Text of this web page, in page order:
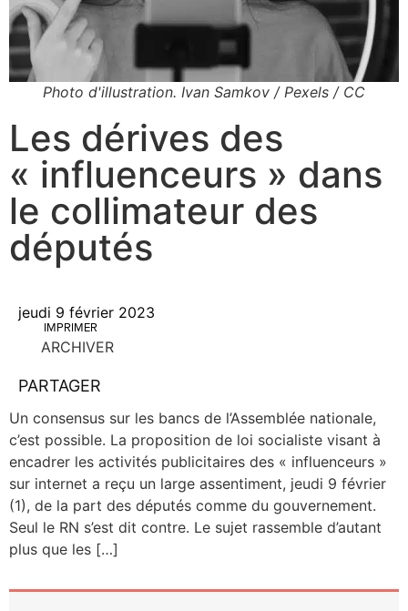
Photo d'illustration. Ivan Samkov / Pexels / CC
Les dérives des
« influenceurs » dans
le collimateur des
députés
jeudi 9 février 2023
IMPRIMER
ARCHIVER
PARTAGER
Un consen­sus sur les bancs de l’Assemblée natio­nale,
c’est pos­sible. La pro­po­si­tion de loi socia­liste visant à
enca­drer les acti­vi­tés publi­ci­taires des « influen­ceurs »
sur inter­net a reçu un large assen­ti­ment, jeu­di 9 février
(1), de la part des dépu­tés comme du gou­ver­ne­ment.
Seul le RN s’est dit contre. Le sujet ras­semble d’autant
plus que les […]